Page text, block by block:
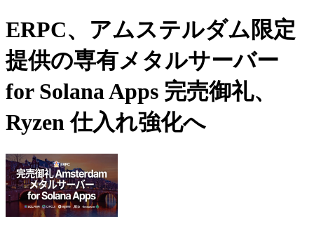
ERPC、アムステルダム限定
提供の専有メタルサーバー
for Solana Apps 完売御礼、
Ryzen 仕入れ強化へ